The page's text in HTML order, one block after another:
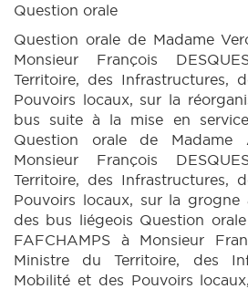
PETITION 241 N°1 (2024-
PETITION 242 N°1 (2024-
167 (2024-2025) (PDF)
2025) (PDF)
|
Question orale
Question orale de Madame
Monsieur François
Territoire, des Infrastructures,
Pouvoirs locaux, sur la
bus suite à la mise en
Question orale de Madame
Monsieur François
Territoire, des Infrastructures,
Pouvoirs locaux, sur la grogne
des bus liégeois Question
FAFCHAMPS à Monsieur
Ministre du Territoire, des
Mobilité et des Pouvoirs